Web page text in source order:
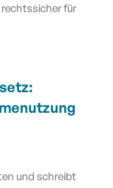
für
und schreibt